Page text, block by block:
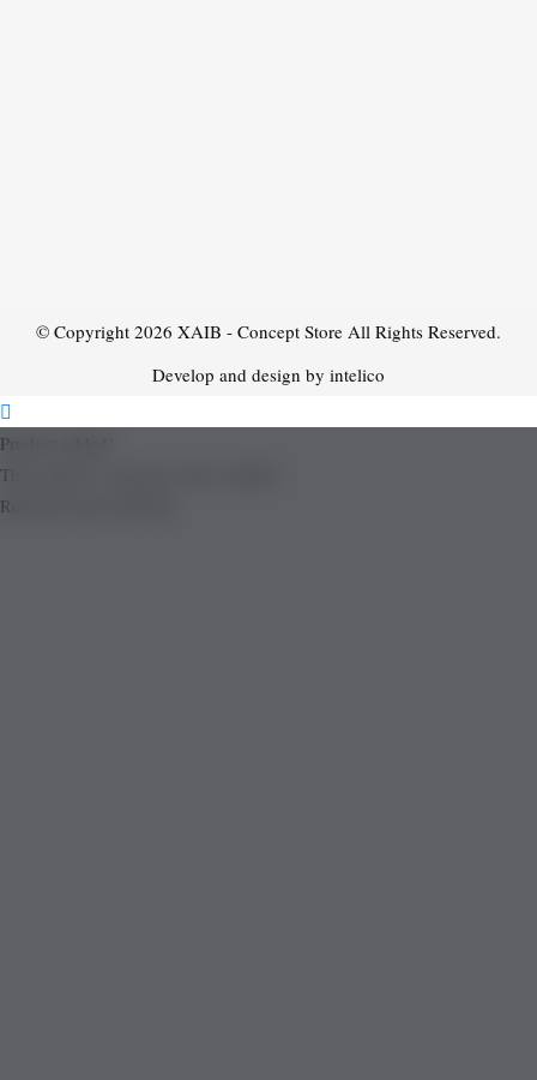
© Copyright 2026 XAIB - Concept Store All Rights Reserved.
Develop and design by intelico
Product added!
The product is already in the wishlist!
Removed from Wishlist